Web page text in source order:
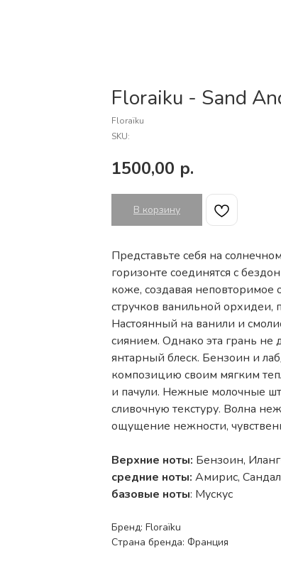
Floraiku - Sand
Floraïku
SKU:
1500,00 р.
В корзину
Представьте себя на
горизонте соединятся с
коже, создавая неповторимое
стручков ванильной орхидеи,
Настоянный на ванили и
сиянием. Однако эта грань
янтарный блеск. Бензоин и
композицию своим мягким
и пачули. Нежные молочные
сливочную текстуру. Волна
ощущение нежности,
Верхние ноты: Бензоин,
средние ноты: Амирис,
базовые ноты: Мускус
Бренд: Floraïku
Страна бренда: Франция